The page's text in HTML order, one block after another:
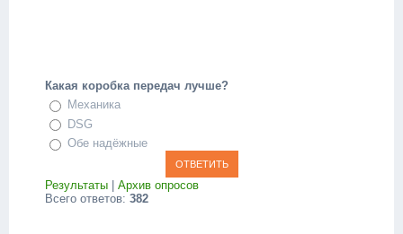
Какая коробка передач лучше?
Механика
DSG
Обе надёжные
Результаты | Архив опросов
Всего ответов: 382